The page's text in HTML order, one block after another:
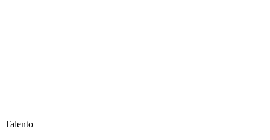
Talento